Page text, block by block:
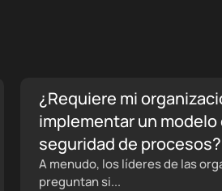
¿Requiere mi
implementar un modelo
seguridad de procesos?
A menudo, los líderes de las
preguntan si...